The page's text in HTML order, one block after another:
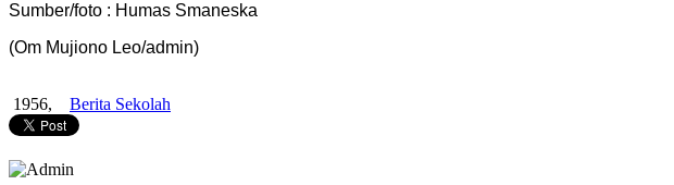
Sumber/foto : Humas Smaneska
(Om Mujiono Leo/admin)
1956, Berita Sekolah